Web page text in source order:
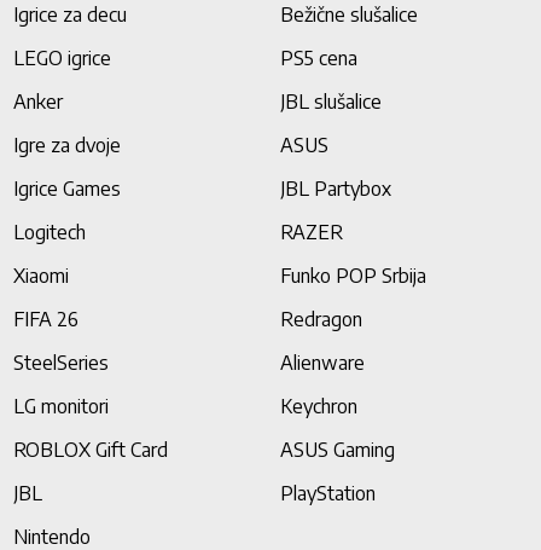
Igrice za decu
Bežične slušalice
LEGO igrice
PS5 cena
Anker
JBL slušalice
Igre za dvoje
ASUS
Igrice Games
JBL Partybox
Logitech
RAZER
Xiaomi
Funko POP Srbija
FIFA 26
Redragon
SteelSeries
Alienware
LG monitori
Keychron
ROBLOX Gift Card
ASUS Gaming
JBL
PlayStation
Nintendo